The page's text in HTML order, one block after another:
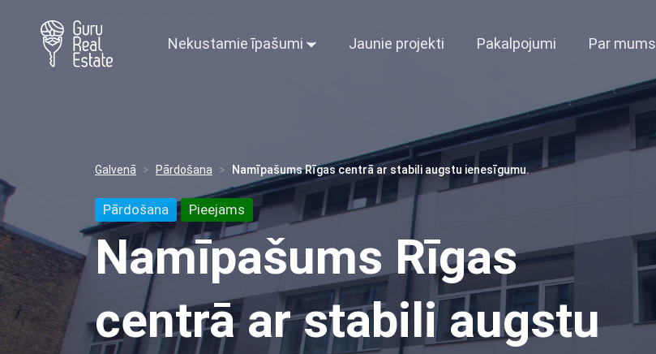
Nekustamie īpašumi Jaunie projekti Pakalpojumi Par mums
Galvenā Pārdošana Namīpašums Rīgas centrā ar stabili augstu ienesīgumu.
Pārdošana Pieejams
Namīpašums Rīgas
centrā ar stabili augstu